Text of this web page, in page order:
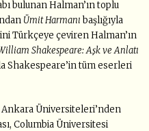
bulunan Halman’ın toplu
Ümit Harmanı başlığıyla
Türkçeye çeviren Halman’ın
Shakespeare: Aşk ve Anlatı
Shakespeare’in tüm eserleri
Ankara Üniversiteleri’nden
Columbia Üniversitesi